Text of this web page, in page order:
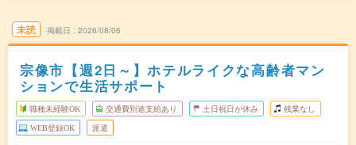
未読 掲載日 2026/08/06
宗像市【週2日～】ホテルライクな高齢者マン
ションで生活サポート
職種未経験OK 交通費別途支給あり 土日祝日が休み 残業なし
WEB登録OK 派遣